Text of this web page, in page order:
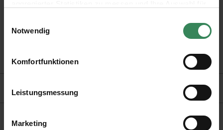
Ihre Einwilligung ist freiwillig und kann jederzeit über den
Link „Cookie-Einstellungen“ im Fußbereich der Seite
verwendeten Technologien und den Empfängern der
Daten finden Sie in unserer Datenschutzerklärung.
Notwendig
Komfortfunktionen
Leistungsmessung
Marketing
- wasserfest
- lichtbeständig